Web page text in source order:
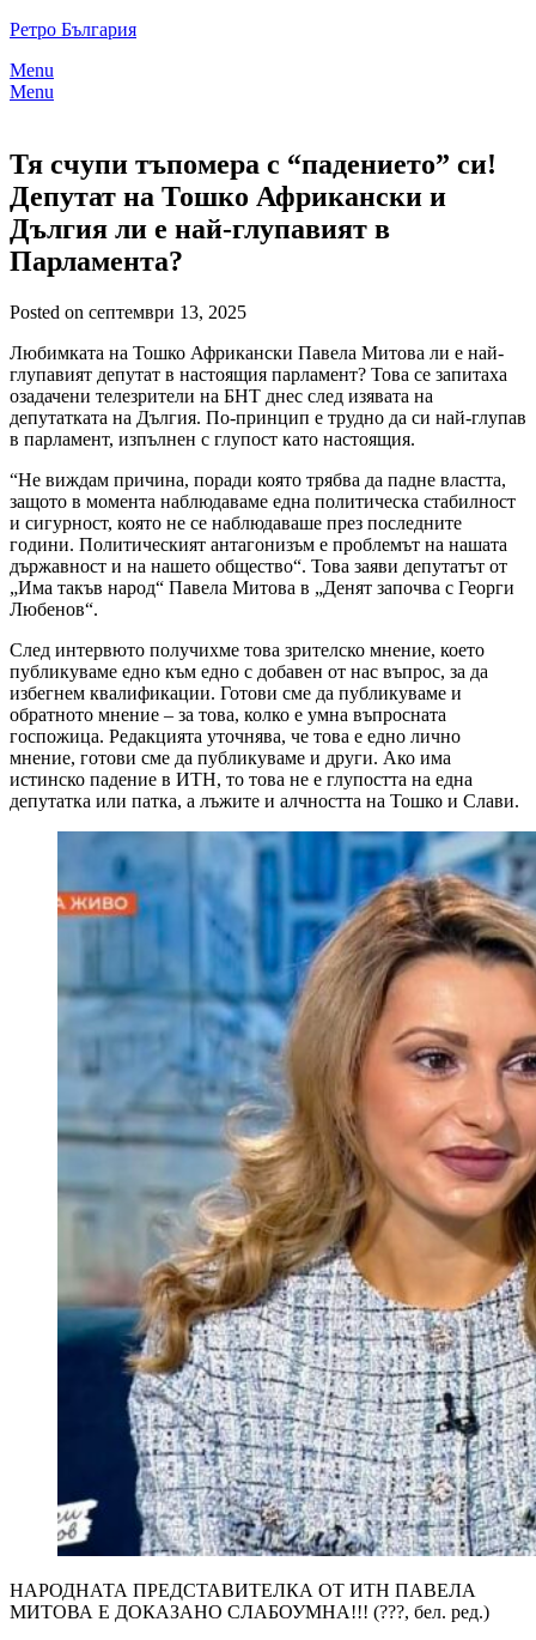
Skip
content
Ретро България
Menu
Menu
Тя счупи тъпомера с “падението” си!
Депутат на Тошко Африкански и
Дългия ли е най-глупавият в
Парламента?
Posted on септември 13, 2025
Любимката на Тошко Африкански Павела Митова ли е най-
глупавият депутат в настоящия парламент? Това се запитаха
озадачени телезрители на БНТ днес след изявата на
депутатката на Дългия. По-принцип е трудно да си най-глупав
в парламент, изпълнен с глупост като настоящия.
“Не виждам причина, поради която трябва да падне властта,
защото в момента наблюдаваме една политическа стабилност
и сигурност, която не се наблюдаваше през последните
години. Политическият антагонизъм е проблемът на нашата
държавност и на нашето общество“. Това заяви депутатът от
„Има такъв народ“ Павела Митова в „Денят започва с Георги
Любенов“.
След интервюто получихме това зрителско мнение, което
публикуваме едно към едно с добавен от нас въпрос, за да
избегнем квалификации. Готови сме да публикуваме и
обратното мнение – за това, колко е умна въпросната
госпожица. Редакцията уточнява, че това е едно лично
мнение, готови сме да публикуваме и други. Ако има
истинско падение в ИТН, то това не е глупостта на една
депутатка или патка, а лъжите и алчността на Тошко и Слави.
НАРОДНАТА ПРЕДСТАВИТЕЛКА ОТ ИТН ПАВЕЛА
МИТОВА Е ДОКАЗАНО СЛАБОУМНА!!! (???, бел. ред.)